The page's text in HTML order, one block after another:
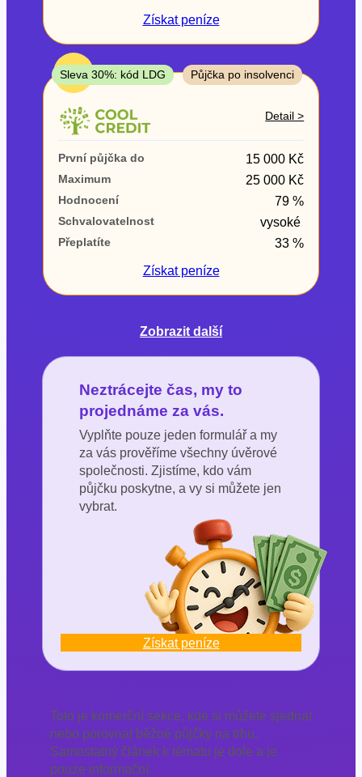
V hotovosti
ano
ne
Získatpeníze
TOP
Sleva 30%: kód LDG Půjčka po insolvenci
Detail >
První půjčka do 15 000 Kč
Maximum 25 000 Kč
Hodnocení 79 %
Schvalovatelnost vysoké
Přeplatíte
33 %
Získatpeníze
Zobrazit další
Neztrácejte čas, my to
projednáme za vás.
Vyplňte pouze jeden formulář a my
za vás prověříme všechny úvěrové
společnosti. Zjistíme, kdo vám
půjčku poskytne, a vy si můžete jen
vybrat.
Získat peníze
Toto je komerční sekce, kde si můžete sjednat
nebo porovnat běžné půjčky na trhu.
Samostatný článek k tématu je dole a je
pouze informační.